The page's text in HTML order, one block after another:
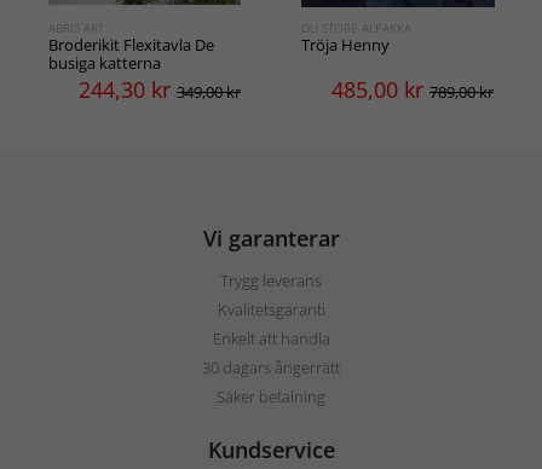
ABRIS ART
Broderikit Flexitavla De
busiga katterna
244,30 kr 349,00 kr
DU STORE ALPAKKA
Tröja Henny
485,00 kr 789,00 kr
Vi garanterar
Trygg leverans
Kvalitetsgaranti
Enkelt att handla
30 dagars ångerrätt
Säker betalning
Kundservice